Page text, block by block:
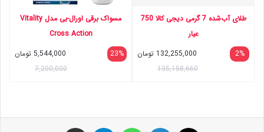
طلای آب‌شده 7 گرمی دیجی کالا 750
عیار
2%
132,255,000 تومان
135,158,660
مسواک برقی اورال-بی مدل Vitality
Cross Action
23%
5,544,000 تومان
7,200,000
ایکس لینکداین تلگرام